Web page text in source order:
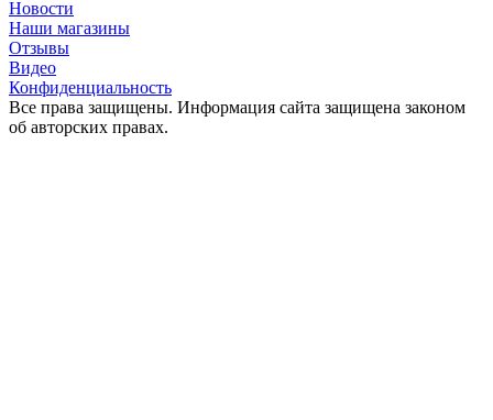
Новости
Наши магазины
Отзывы
Видео
Конфиденциальность
Все права защищены. Информация сайта защищена законом
об авторских правах.